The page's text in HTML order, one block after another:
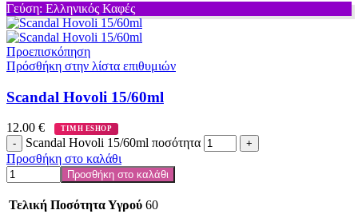
Γεύση: Ελληνικός Καφές
Προεπισκόπηση
Πρόσθήκη στην λίστα επιθυμιών
Scandal Hovoli 15/60ml
12.00 € ΤΙΜΗ ESHOP
Scandal Hovoli 15/60ml ποσότητα
Προσθήκη στο καλάθι
Προσθήκη στο καλάθι
Τελική Ποσότητα Υγρού 60